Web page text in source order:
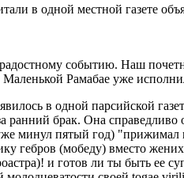
в одной местной газете
событию. Наш
Рамабае уже
в одной парсийской
ранний брак. Она
минул пятый год)
гебров (мобеду) вместо
и готов ли ты быть ее